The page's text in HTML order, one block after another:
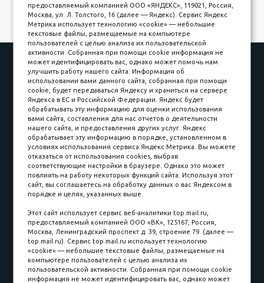
Наши работы
Оплата
Доставка и сборка
Гарантии
Карьера в компании
Контакты
Принимаем к оплате
Наличные
пл. Соляная, 6, стр. 16
8 (3822) 60-70-30
8 (3822) 50-39-09
8 (3822) 22-77-68
предоставляемый компанией ООО «ЯНДЕКС», 119021, Россия,
Москва, ул. Л. Толстого, 16 (далее — Яндекс). Сервис Яндекс
Метрика использует технологию «cookie» — небольшие
текстовые файлы, размещаемые на компьютере
пользователей с целью анализа их пользовательской
активности. Собранная при помощи cookie информация не
может идентифицировать вас, однако может помочь нам
улучшить работу нашего сайта. Информация об
использовании вами данного сайта, собранная при помощи
cookie, будет передаваться Яндексу и храниться на сервере
Яндекса в ЕС и Российской Федерации. Яндекс будет
обрабатывать эту информацию для оценки использования
вами сайта, составления для нас отчетов о деятельности
нашего сайта, и предоставления других услуг. Яндекс
обрабатывает эту информацию в порядке, установленном в
условиях использования сервиса Яндекс Метрика. Вы можете
отказаться от использования cookies, выбрав
соответствующие настройки в браузере. Однако это может
повлиять на работу некоторых функций сайта. Используя этот
сайт, вы соглашаетесь на обработку данных о вас Яндексом в
порядке и целях, указанных выше.
Этот сайт использует сервис веб-аналитики top.mail.ru,
предоставляемый компанией ООО «ВК», 125167, Россия,
Москва, Ленинградский проспект д. 39, строение 79. (далее —
top.mail.ru). Сервис top.mail.ru использует технологию
«cookie» — небольшие текстовые файлы, размещаемые на
компьютере пользователей с целью анализа их
пользовательской активности. Собранная при помощи cookie
информация не может идентифицировать вас, однако может